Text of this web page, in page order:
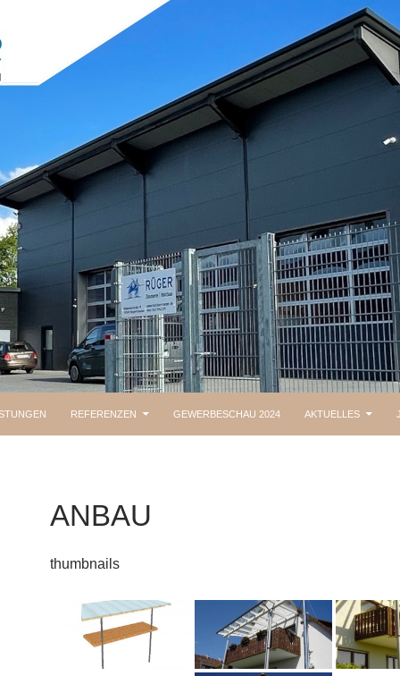
REFERENZEN GEWERBESCHAU 2024 AKTUELLES
ANBAU
thumbnails